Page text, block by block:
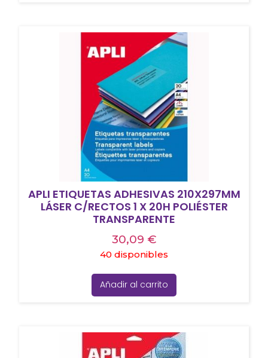
APLI ETIQUETAS ADHESIVAS 210X297MM
LÁSER C/RECTOS 1 X 20H POLIÉSTER
TRANSPARENTE
30,09 €
40 disponibles
Añadir al carrito